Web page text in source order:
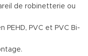
de robinetterie ou
PEHD, PVC et PVC Bi-